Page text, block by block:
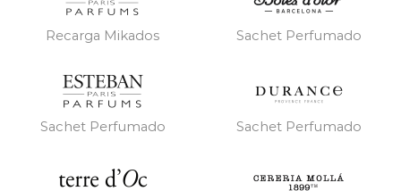
Recarga Mikados Sachet Perfumado
Sachet Perfumado Sachet Perfumado